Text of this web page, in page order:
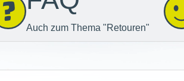
Auch zum Thema "Retouren"